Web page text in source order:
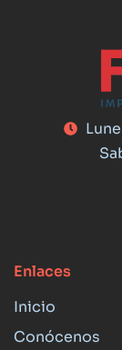
Enlaces
Inicio
Conócenos